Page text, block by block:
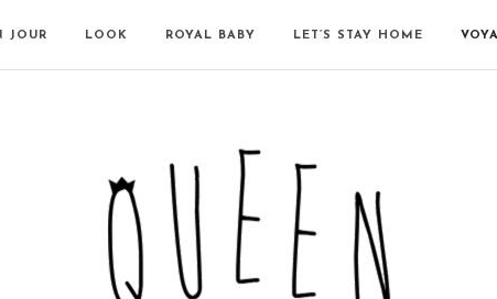
JOUR LOOK ROYAL BABY LET’S STAY HOME